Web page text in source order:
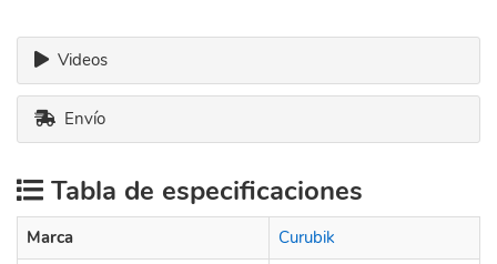
Videos
Envío
Tabla de especificaciones
Marca
Curubik